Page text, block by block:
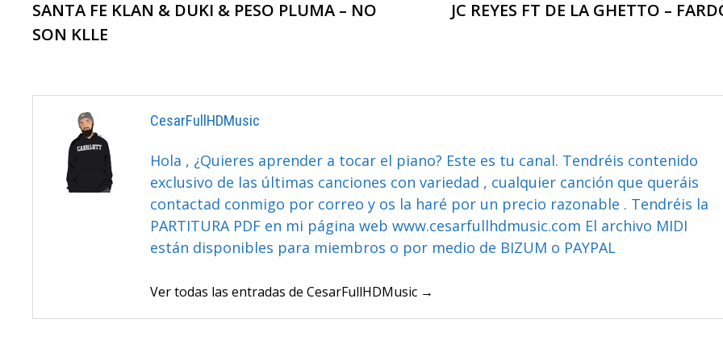
De
anterior:
SANTA FE KLAN & DUKI & PESO PLUMA – NO
SON KLLE
JC REYES FT DE LA GHETTO –
CesarFullHDMusic
Hola , ¿Quieres aprender a tocar el piano? Este es tu canal. Tendréis contenido
exclusivo de las últimas canciones con variedad , cualquier canción que queráis
contactad conmigo por correo y os la haré por un precio razonable . Tendréis la
PARTITURA PDF en mi página web www.cesarfullhdmusic.com El archivo MIDI
están disponibles para miembros o por medio de BIZUM o PAYPAL
Ver todas las entradas de CesarFullHDMusic →